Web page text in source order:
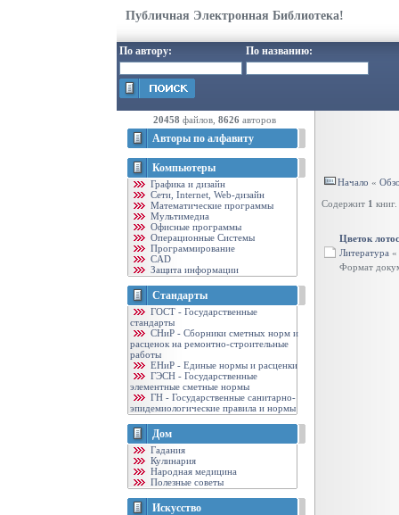
Публичная Электронная Библиотека!
По автору: По названию:
20458 файлов, 8626 авторов
Авторы по алфавиту
Компьютеры
Графика и дизайн
Cети, Internet, Web-дизайн
Математические программы
Мультимедиа
Офисные программы
Операционные Системы
Программирование
CAD
Защита информации
Стандарты
ГОСТ - Государственные
стандарты
CНиР - Сборники сметных норм и
расценок на ремонтно-строительные
работы
ЕНиР - Единые нормы и расценки
ГЭСН - Государственные
элементные сметные нормы
ГН - Государственные санитарно-
эпидемиологические правила и нормы
Дом
Гадания
Кулинария
Народная медицина
Полезные советы
Искусство
Начало «
Содержит 1 книг.
Цветок
Литература «
Формат